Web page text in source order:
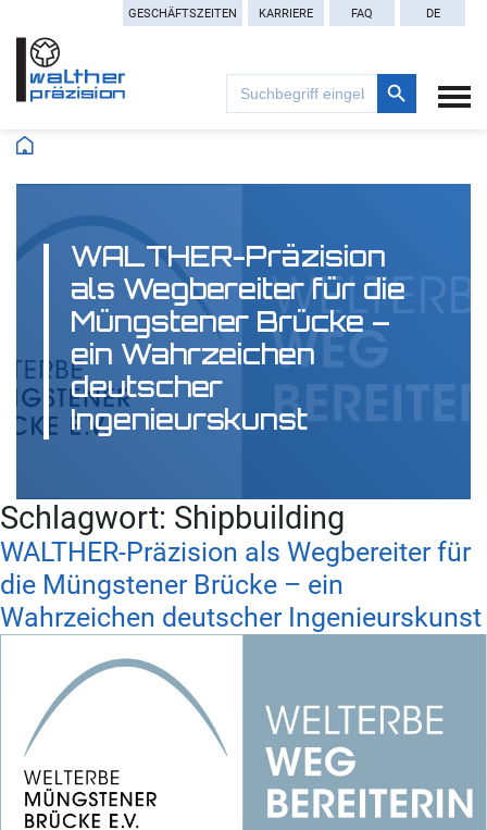
GESCHÄFTSZEITEN KARRIERE FAQ DE
Search
for:
Search Button
WALTHER-Präzision
als Wegbereiter für die
Müngstener Brücke –
ein Wahrzeichen
deutscher
Ingenieurskunst
Schlagwort: Shipbuilding
WALTHER-Präzision als Wegbereiter für
die Müngstener Brücke – ein
Wahrzeichen deutscher Ingenieurskunst